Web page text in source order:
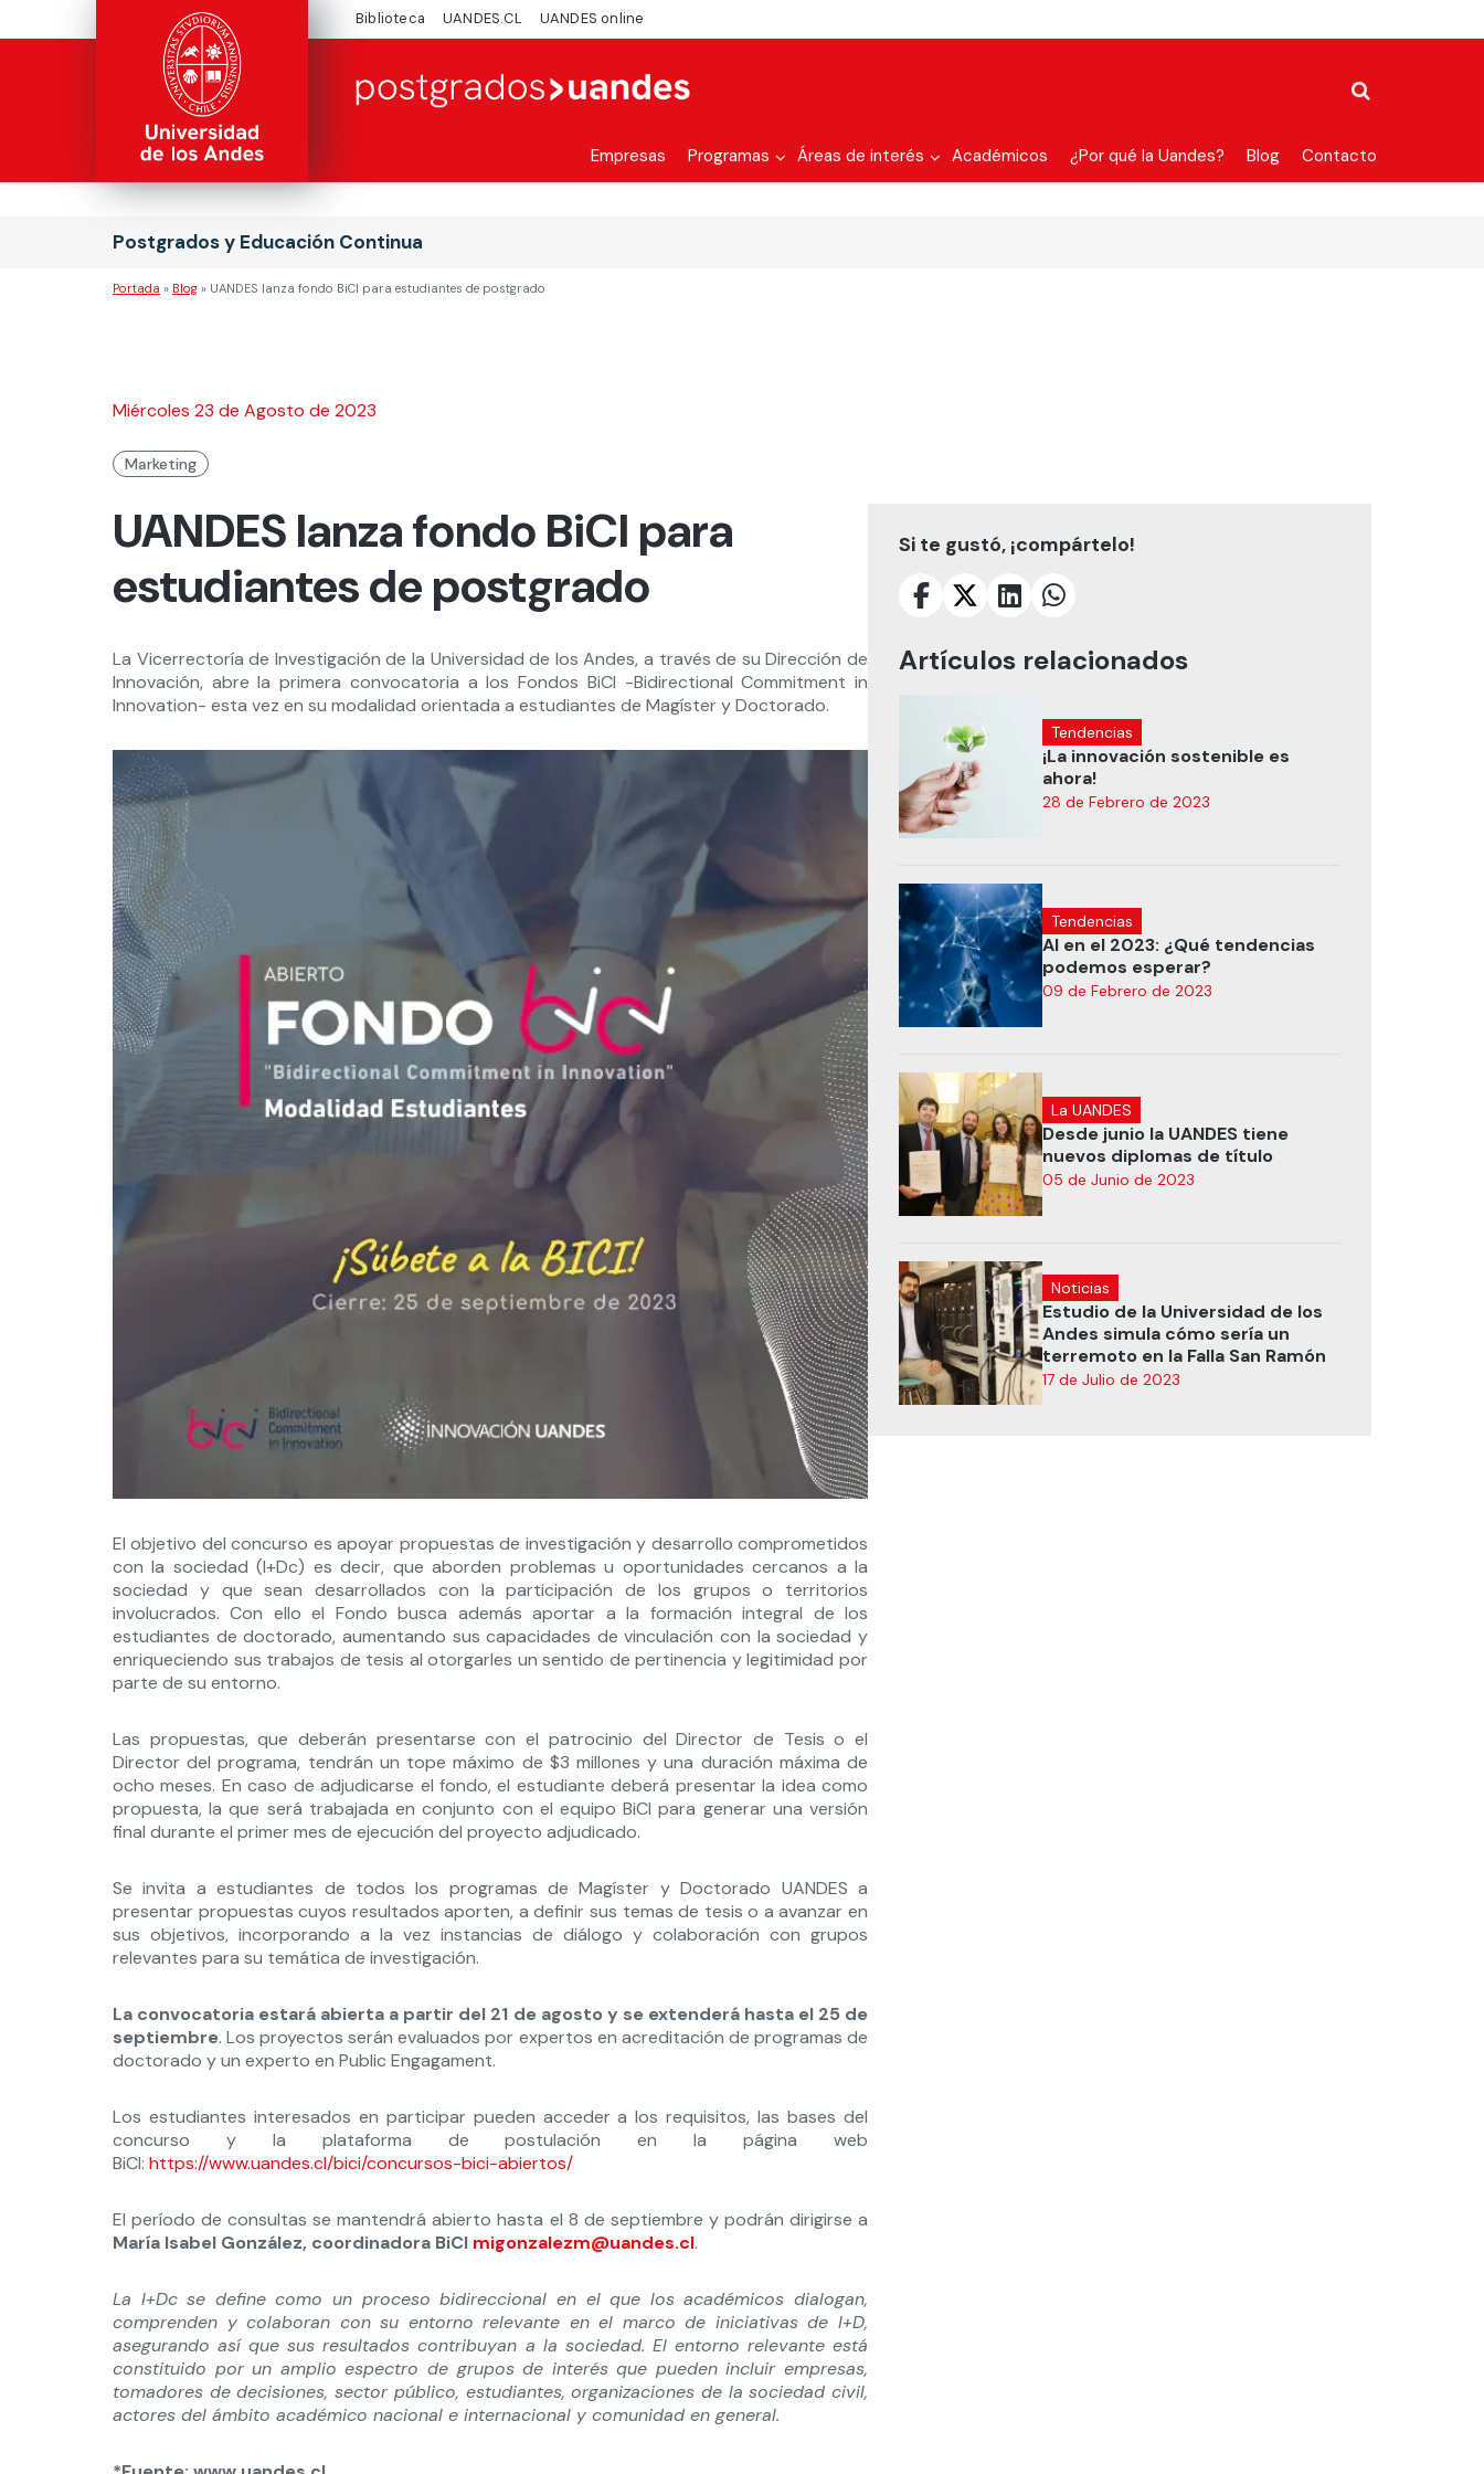
Biblioteca UANDES.CL UANDES online
Empresas Programas Áreas de interés Académicos ¿Por qué la Uandes? Blog Contacto
Postgrados y Educación Continua
Portada » Blog » UANDES lanza fondo BiCI para estudiantes de postgrado
Miércoles 23 de Agosto de 2023
Marketing
UANDES lanza fondo BiCI para
estudiantes de postgrado
La Vicerrectoría de Investigación de la Universidad de los Andes, a través de su Dirección de
Innovación, abre la primera convocatoria a los Fondos BiCI -Bidirectional Commitment in
Innovation- esta vez en su modalidad orientada a estudiantes de Magíster y Doctorado.
El objetivo del concurso es apoyar propuestas de investigación y desarrollo comprometidos
con la sociedad (I+Dc) es decir, que aborden problemas u oportunidades cercanos a la
sociedad y que sean desarrollados con la participación de los grupos o territorios
involucrados. Con ello el Fondo busca además aportar a la formación integral de los
estudiantes de doctorado, aumentando sus capacidades de vinculación con la sociedad y
enriqueciendo sus trabajos de tesis al otorgarles un sentido de pertinencia y legitimidad por
parte de su entorno.
Las propuestas, que deberán presentarse con el patrocinio del Director de Tesis o el
Director del programa, tendrán un tope máximo de $3 millones y una duración máxima de
ocho meses. En caso de adjudicarse el fondo, el estudiante deberá presentar la idea como
propuesta, la que será trabajada en conjunto con el equipo BiCI para generar una versión
final durante el primer mes de ejecución del proyecto adjudicado.
Se invita a estudiantes de todos los programas de Magíster y Doctorado UANDES a
presentar propuestas cuyos resultados aporten, a definir sus temas de tesis o a avanzar en
sus objetivos, incorporando a la vez instancias de diálogo y colaboración con grupos
relevantes para su temática de investigación.
La convocatoria estará abierta a partir del 21 de agosto y se extenderá hasta el 25 de
septiembre. Los proyectos serán evaluados por expertos en acreditación de programas de
doctorado y un experto en Public Engagament.
Los estudiantes interesados en participar pueden acceder a los requisitos, las bases del
concurso y la plataforma de postulación en la página web
BiCI: https://www.uandes.cl/bici/concursos-bici-abiertos/
El período de consultas se mantendrá abierto hasta el 8 de septiembre y podrán dirigirse a
María Isabel González, coordinadora BiCI migonzalezm@uandes.cl.
La I+Dc se define como un proceso bidireccional en el que los académicos dialogan,
comprenden y colaboran con su entorno relevante en el marco de iniciativas de I+D,
asegurando así que sus resultados contribuyan a la sociedad. El entorno relevante está
constituido por un amplio espectro de grupos de interés que pueden incluir empresas,
tomadores de decisiones, sector público, estudiantes, organizaciones de la sociedad civil,
actores del ámbito académico nacional e internacional y comunidad en general.
Si te gustó, ¡compártelo!
Artículos relacionados
Tendencias
¡La innovación sostenible es
ahora!
28 de Febrero de 2023
Tendencias
AI en el 2023: ¿Qué tendencias
podemos esperar?
09 de Febrero de 2023
La UANDES
Desde junio la UANDES tiene
nuevos diplomas de título
05 de Junio de 2023
Noticias
Estudio de la Universidad de los
Andes simula cómo sería un
terremoto en la Falla San Ramón
17 de Julio de 2023